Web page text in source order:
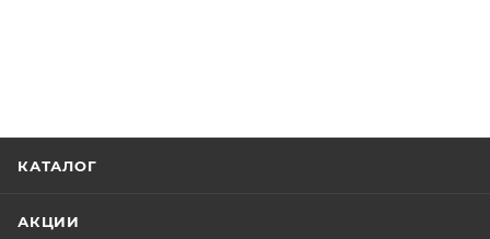
КАТАЛОГ
АКЦИИ